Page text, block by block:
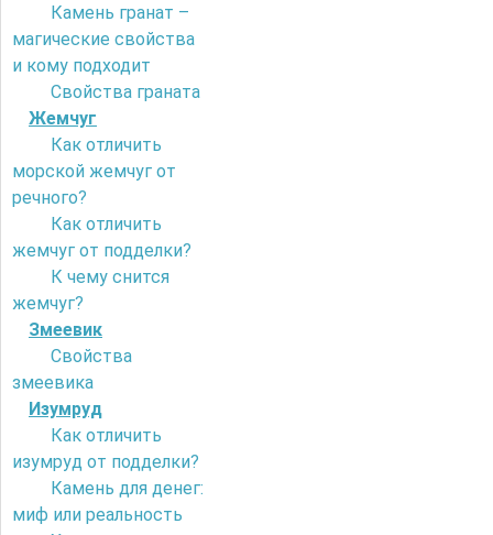
Камень гранат –
магические свойства
и кому подходит
Свойства граната
Жемчуг
Как отличить
морской жемчуг от
речного?
Как отличить
жемчуг от подделки?
К чему снится
жемчуг?
Змеевик
Свойства
змеевика
Изумруд
Как отличить
изумруд от подделки?
Камень для денег:
миф или реальность